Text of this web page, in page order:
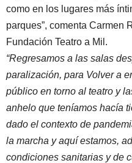
como en los lugares más
parques”, comenta Carmen
Fundación Teatro a Mil.
“Regresamos a las salas
paralización, para Volver a
público en torno al teatro y
anhelo que teníamos hacía
dado el contexto de
la marcha y aquí estamos,
condiciones sanitarias y de